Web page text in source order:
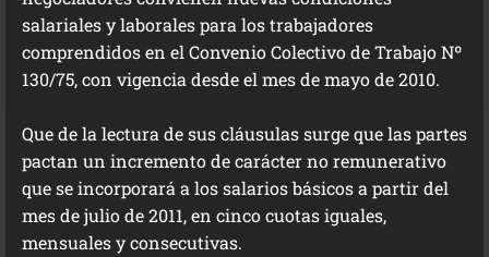
salariales y laborales para los trabajadores
comprendidos en el Convenio Colectivo de Trabajo Nº
130/75, con vigencia desde el mes de mayo de 2010.
Que de la lectura de sus cláusulas surge que las partes
pactan un incremento de carácter no remunerativo
que se incorporará a los salarios básicos a partir del
mes de julio de 2011, en cinco cuotas iguales,
mensuales y consecutivas.